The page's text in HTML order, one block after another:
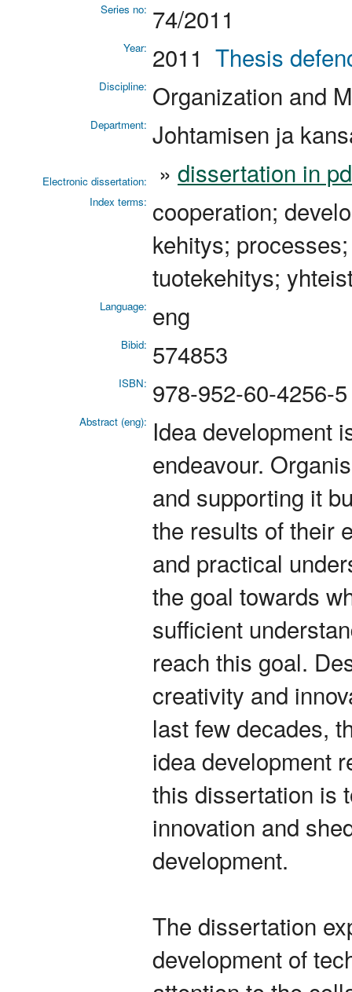
Series no: 74/2011
Year: 2011 Thesis
Discipline: Organization and
Department: Johtamisen ja
Electronic dissertation: » dissertation in
Index terms: cooperation;
kehitys;
tuotekehitys;
Language: eng
Bibid: 574853
ISBN: 978-952-60-4256-5
Abstract (eng): Idea development
endeavour.
and supporting it
the results of their
and practical
the goal towards
sufficient
reach this goal.
creativity and
last few decades,
idea development
this dissertation is
innovation and
development.
The dissertation
development of